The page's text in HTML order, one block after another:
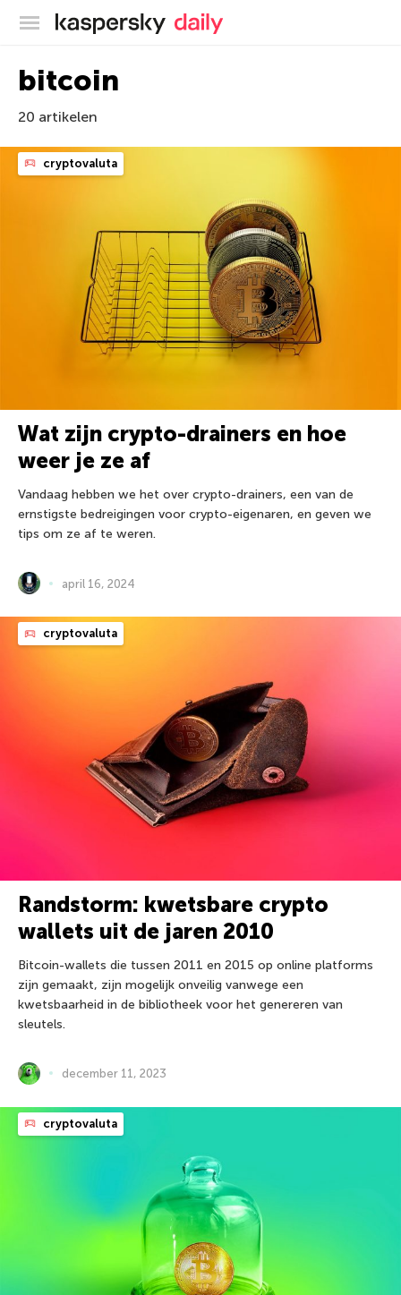
Kaspersky official blog
bitcoin
20 artikelen
cryptovaluta
Wat zijn crypto-drainers en hoe
weer je ze af
Vandaag hebben we het over crypto-drainers, een van de
ernstigste bedreigingen voor crypto-eigenaren, en geven we
tips om ze af te weren.
april 16, 2024
cryptovaluta
Randstorm: kwetsbare crypto
wallets uit de jaren 2010
Bitcoin-wallets die tussen 2011 en 2015 op online platforms
zijn gemaakt, zijn mogelijk onveilig vanwege een
kwetsbaarheid in de bibliotheek voor het genereren van
sleutels.
december 11, 2023
cryptovaluta